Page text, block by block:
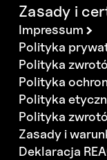
Zasady i
Impressum
Polityka
Polityka
Polityka
Polityka
Polityka
Zasady i
Deklaracja